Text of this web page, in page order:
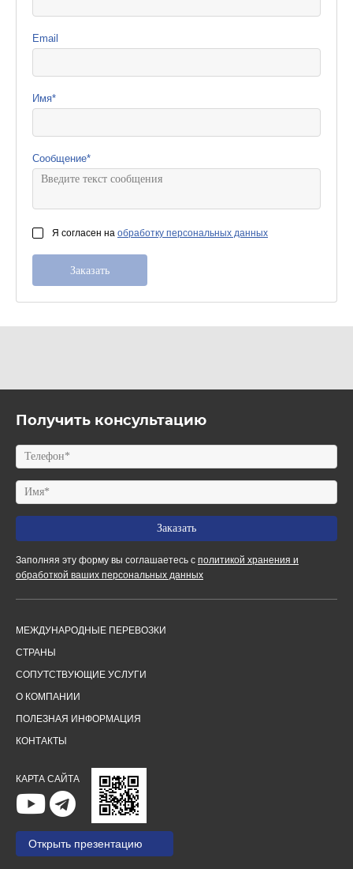
Email
Имя*
Сообщение*
Я согласен на обработку персональных данных
Получить консультацию
Заполняя эту форму вы соглашаетесь с политикой хранения и
обработкой ваших персональных данных
МЕЖДУНАРОДНЫЕ ПЕРЕВОЗКИ
СТРАНЫ
СОПУТСТВУЮЩИЕ УСЛУГИ
О КОМПАНИИ
ПОЛЕЗНАЯ ИНФОРМАЦИЯ
КОНТАКТЫ
КАРТА САЙТА
Открыть презентацию